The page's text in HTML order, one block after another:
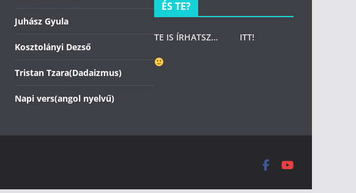
Juhász Gyula
Kosztolányi Dezső
Tristan Tzara(Dadaizmus)
Napi vers(angol nyelvű)
ÉS TE?
TE IS ÍRHATSZ… ITT!